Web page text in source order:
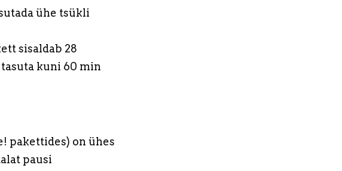
ühe tsükli
sisaldab 28
kuni 60 min
pakettides) on ühes
pausi